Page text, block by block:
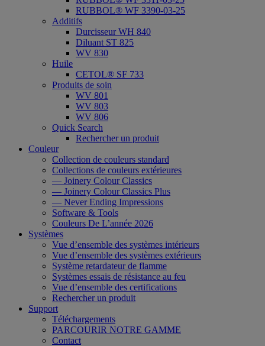
RUBBOL® WF 3390-03-25
Additifs
Durcisseur WH 840
Diluant ST 825
WV 830
Huile
CETOL® SF 733
Produits de soin
WV 801
WV 803
WV 806
Quick Search
Rechercher un produit
Couleur
Collection de couleurs standard
Collections de couleurs extérieures
— Joinery Colour Classics
— Joinery Colour Classics Plus
— Never Ending Impressions
Software & Tools
Couleurs De L’année 2026
Systèmes
Vue d’ensemble des systèmes intérieurs
Vue d’ensemble des systèmes extérieurs
Système retardateur de flamme
Systèmes essais de résistance au feu
Vue d’ensemble des certifications
Rechercher un produit
Support
Téléchargements
PARCOURIR NOTRE GAMME
Contact